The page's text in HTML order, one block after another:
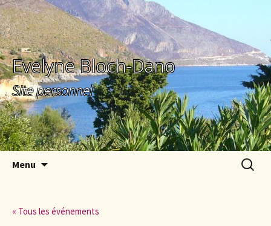
Evelyne Bloch-Dano
Site personnel
Menu
« Tous les événements